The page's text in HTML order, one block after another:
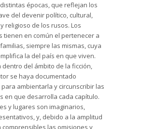
épocas, que reflejan los
del devenir político, cultural,
religioso de los rusos. Los
tienen en común el pertenecer a
siempre las mismas, cuya
la del país en que viven.
dentro del ámbito de la ficción,
se haya documentado
ambientarla y circunscribir las
en que desarrolla cada capítulo.
y lugares son imaginarios,
y, debido a la amplitud